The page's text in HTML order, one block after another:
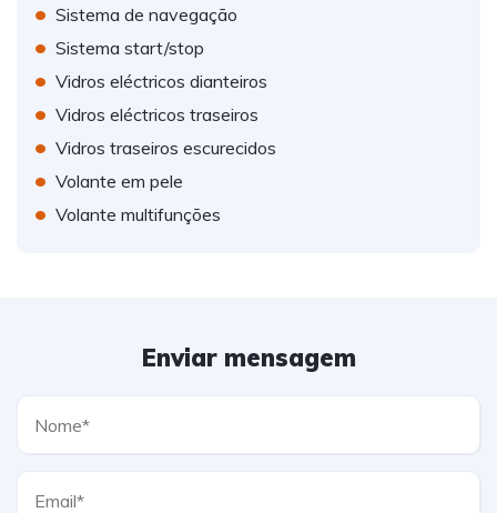
• Sistema de navegação
• Sistema start/stop
• Vidros eléctricos dianteiros
• Vidros eléctricos traseiros
• Vidros traseiros escurecidos
• Volante em pele
• Volante multifunções
Enviar mensagem